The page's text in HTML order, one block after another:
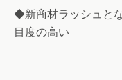
◆新商材ラッシュと
目度の高い